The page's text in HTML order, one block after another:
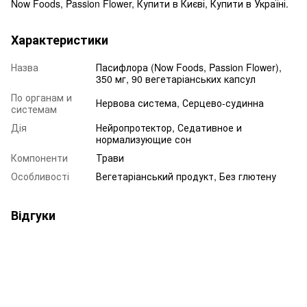
Now Foods, Passion Flower, Купити в Києві, Купити в Україні.
Характеристики
Назва
Пасифлора (Now Foods, Passion Flower),
350 мг, 90 вегетаріанських капсул
По органам и
системам
Нервова система, Серцево-судинна
Дія
Нейропротектор, Седативное и
нормализующие сон
Компоненти
Трави
Особливості
Вегетаріанський продукт, Без глютену
Відгуки